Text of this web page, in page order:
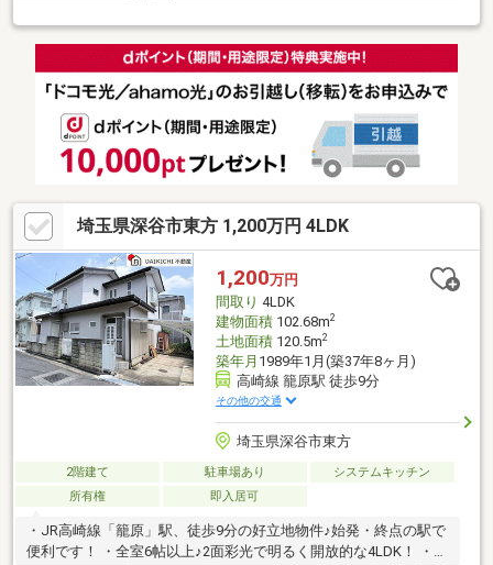
埼玉県深谷市東方 1,200万円 4LDK
1,200万円
間取り 4LDK
建物面積102.68m2
土地面積120.5m2
築年月 1989年1月(築37年8ヶ月)
高崎線 籠原駅 徒歩9分
その他の交通
埼玉県深谷市東方
2階建て 駐車場あり
システムキッチン
所有権
即入居可
・JR高崎線「籠原」駅、徒歩9分の好立地物件♪始発・終点の駅で
便利です！ ・全室6帖以上♪2面彩光で明るく開放的な4LDK！ ・ス